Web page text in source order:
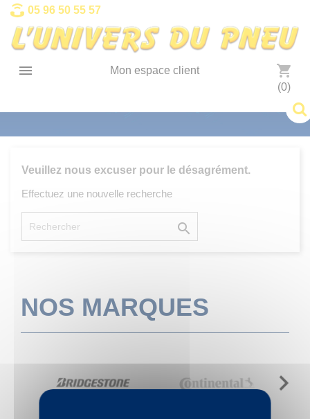
05 96 50 55 57
 Mon espace client shopping_cart
(0)
Veuillez nous excuser pour le désagrément.
Effectuez une nouvelle recherche

NOS MARQUES
Panneau de gestion des cookies